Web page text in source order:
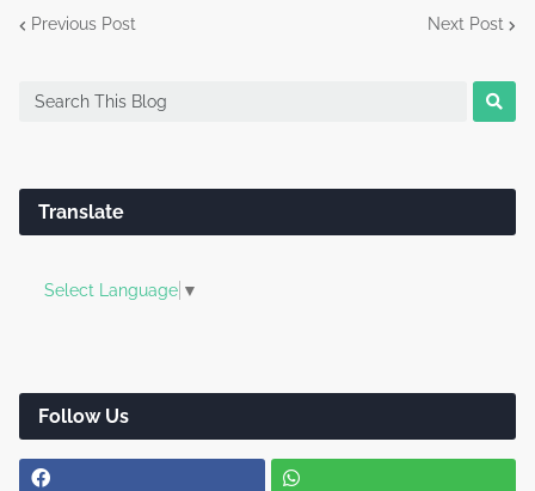
Previous Post Next Post
Translate
Select Language ▼
Follow Us